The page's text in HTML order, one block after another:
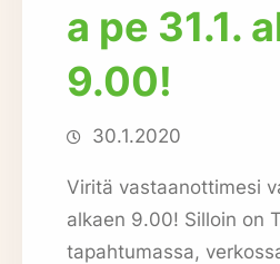
a pe 31.1.
9.00!
30.1.2020
Viritä vastaanottimesi
alkaen 9.00! Silloin on
tapahtumassa,